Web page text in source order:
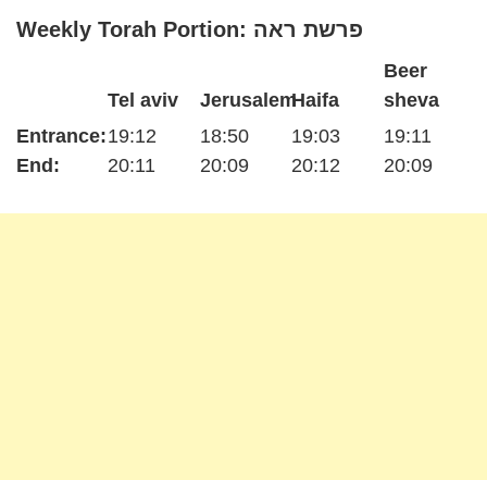
Weekly Torah Portion: פרשת ראה
Entrance:
End:
Tel aviv
19:12
20:11
Jerusalem
18:50
20:09
Haifa
19:03
20:12
Beer
sheva
19:11
20:09